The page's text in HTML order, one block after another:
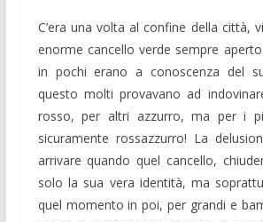
C’era una volta al confine della città,
enorme cancello verde sempre
in pochi erano a conoscenza del
questo molti provavano ad
rosso, per altri azzurro, ma per i
sicuramente rossazzurro! La
arrivare quando quel cancello,
solo la sua vera identità, ma
quel momento in poi, per grandi e